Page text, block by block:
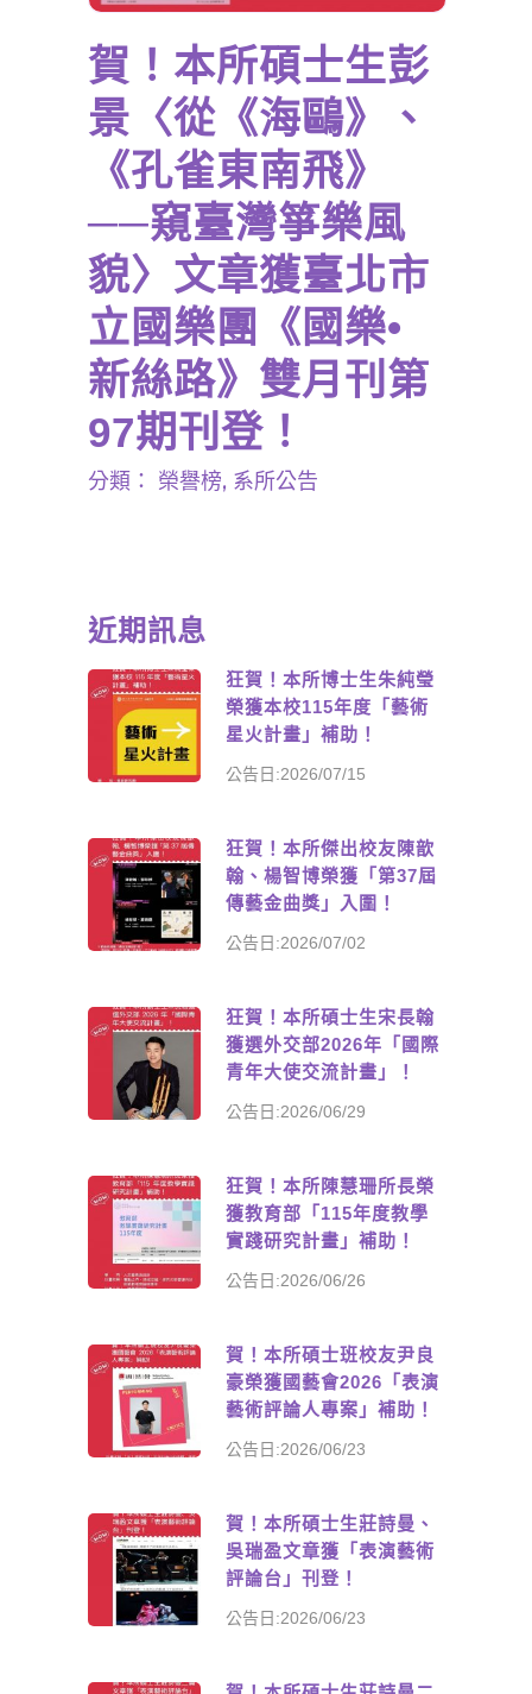
賀！本所碩士生彭
景〈從《海鷗》、
《孔雀東南飛》
──窺臺灣箏樂風
貌〉文章獲臺北市
立國樂團《國樂•
新絲路》雙月刊第
97期刊登！
分類： 榮譽榜, 系所公告
近期訊息
狂賀！本所博士生朱純瑩
榮獲本校115年度「藝術
星火計畫」補助！
公告日:2026/07/15
狂賀！本所傑出校友陳歆
翰、楊智博榮獲「第37屆
傳藝金曲獎」入圍！
公告日:2026/07/02
狂賀！本所碩士生宋長翰
獲選外交部2026年「國際
青年大使交流計畫」！
公告日:2026/06/29
狂賀！本所陳慧珊所長榮
獲教育部「115年度教學
實踐研究計畫」補助！
公告日:2026/06/26
賀！本所碩士班校友尹良
豪榮獲國藝會2026「表演
藝術評論人專案」補助！
公告日:2026/06/23
賀！本所碩士生莊詩曼、
吳瑞盈文章獲「表演藝術
評論台」刊登！
公告日:2026/06/23